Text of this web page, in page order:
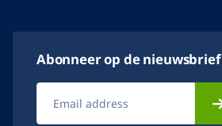
Abonneer op de nieuwsbrief